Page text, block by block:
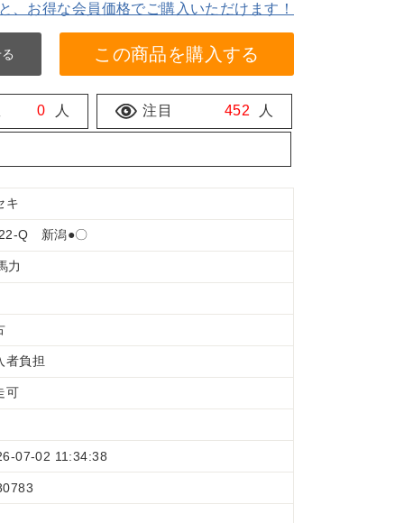
、お得な会員価格でご購入いただけます！
この商品を購入する
0 人 注目 452 人
キ
Q 新潟●〇
力
者負担
可
07-02 11:34:38